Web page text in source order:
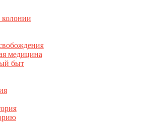
медицина
быт